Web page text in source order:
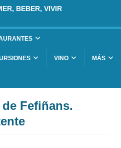
BEBER, VIVIR
VINO MÁS
Fefiñans.